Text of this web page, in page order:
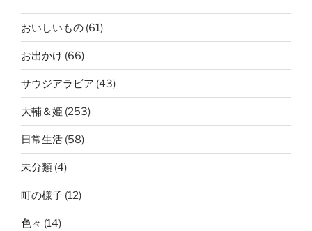
おいしいもの (61)
お出かけ (66)
サウジアラビア (43)
大輔＆姫 (253)
日常生活 (58)
未分類 (4)
町の様子 (12)
色々 (14)